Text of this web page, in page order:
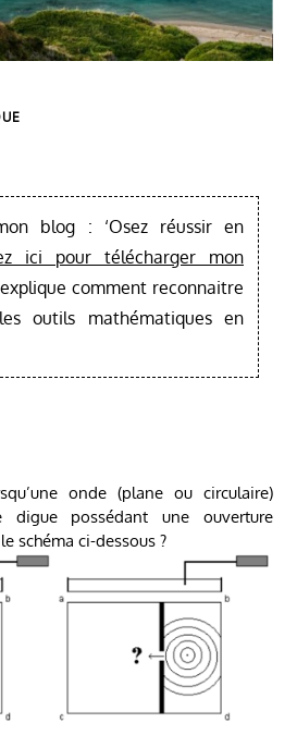
blog : ‘Osez réussir en
ici pour télécharger mon
comment reconnaitre
outils mathématiques en
onde (plane ou circulaire)
digue possédant une ouverture
schéma ci-dessous ?